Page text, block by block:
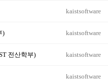
kaistsoftware
) kaistsoftware
전산학부) kaistsoftware
kaistsoftware